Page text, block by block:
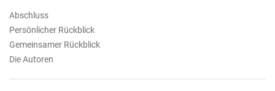
Abschluss
Persönlicher Rückblick
Gemeinsamer Rückblick
Die Autoren